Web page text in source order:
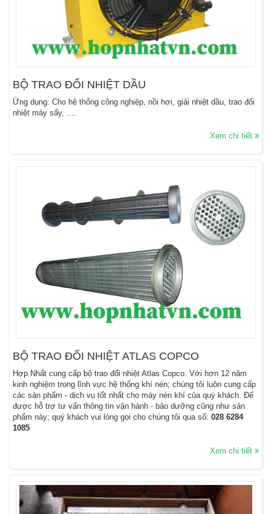
BỘ TRAO ĐỔI NHIỆT DẦU
Ứng dụng: Cho hệ thống công nghiệp, nồi hơi, giải nhiệt dầu, trao đổi
nhiệt máy sấy, ....
Xem chi tiết
BỘ TRAO ĐỔI NHIỆT ATLAS COPCO
Hợp Nhất cung cấp bộ trao đổi nhiệt Atlas Copco. Với hơn 12 năm
kinh nghiệm trong lĩnh vực hệ thống khí nén; chúng tôi luôn cung cấp
các sản phẩm - dịch vụ tốt nhất cho máy nén khí của quý khách. Để
được hỗ trợ tư vấn thông tin vận hành - bảo dưỡng cũng như sản
phẩm này; quý khách vui lòng gọi cho chúng tôi qua số: 028 6284
1085
Xem chi tiết